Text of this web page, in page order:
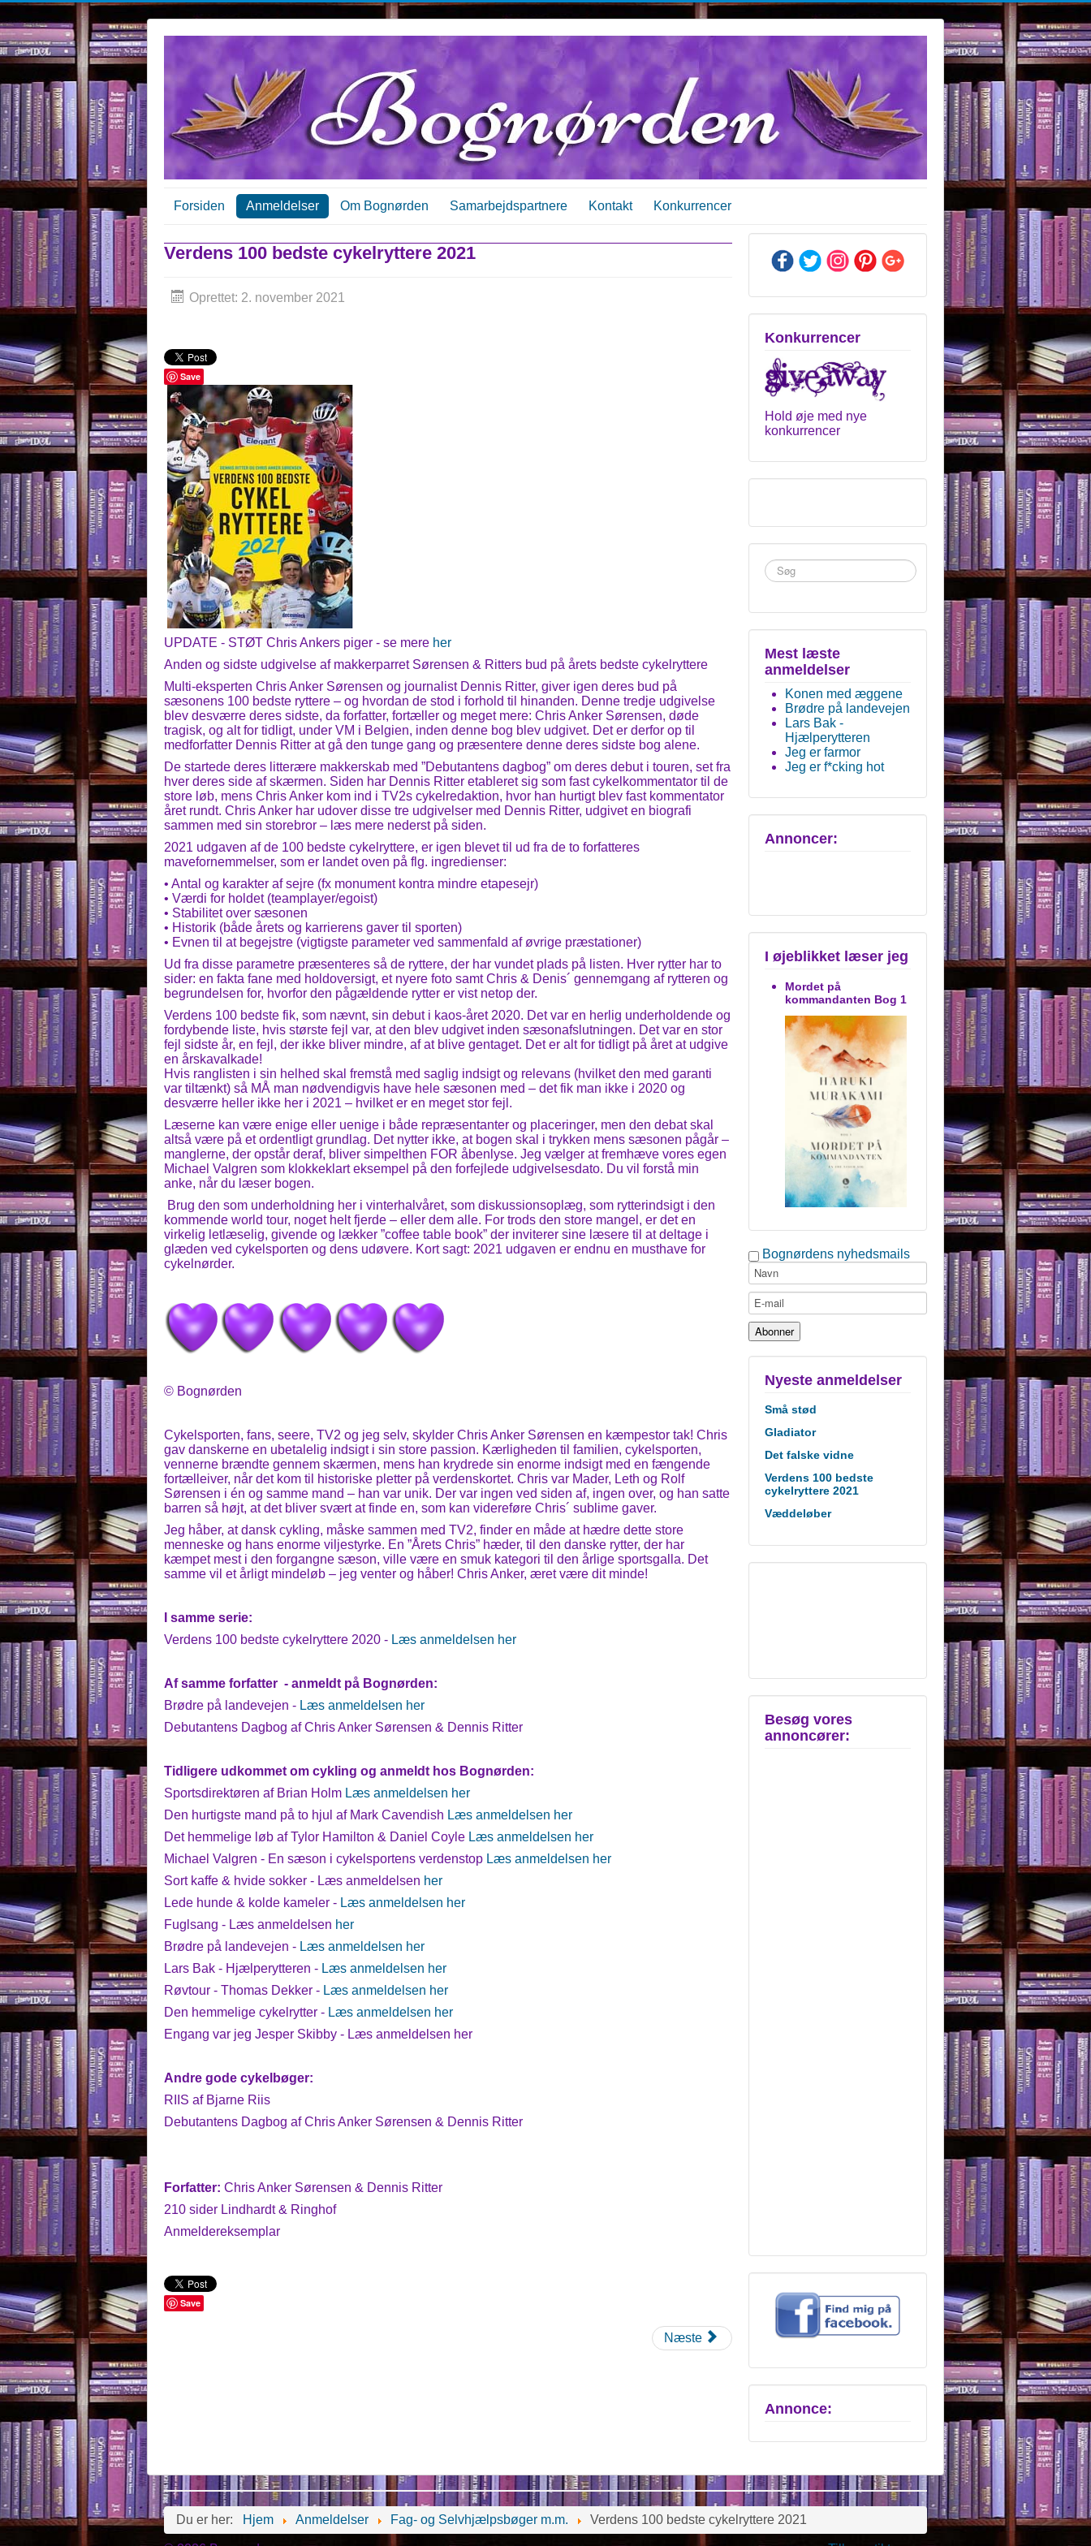
Forsiden Anmeldelser Om Bognørden Samarbejdspartnere Kontakt Konkurrencer
Verdens 100 bedste cykelryttere 2021
Oprettet: 2. november 2021
Save
UPDATE - STØT Chris Ankers piger - se mere her
Anden og sidste udgivelse af makkerparret Sørensen & Ritters bud på årets bedste cykelryttere
Multi-eksperten Chris Anker Sørensen og journalist Dennis Ritter, giver igen deres bud på
sæsonens 100 bedste ryttere – og hvordan de stod i forhold til hinanden. Denne tredje udgivelse
blev desværre deres sidste, da forfatter, fortæller og meget mere: Chris Anker Sørensen, døde
tragisk, og alt for tidligt, under VM i Belgien, inden denne bog blev udgivet. Det er derfor op til
medforfatter Dennis Ritter at gå den tunge gang og præsentere denne deres sidste bog alene.
De startede deres litterære makkerskab med ”Debutantens dagbog” om deres debut i touren, set fra
hver deres side af skærmen. Siden har Dennis Ritter etableret sig som fast cykelkommentator til de
store løb, mens Chris Anker kom ind i TV2s cykelredaktion, hvor han hurtigt blev fast kommentator
året rundt. Chris Anker har udover disse tre udgivelser med Dennis Ritter, udgivet en biografi
sammen med sin storebror – læs mere nederst på siden.
2021 udgaven af de 100 bedste cykelryttere, er igen blevet til ud fra de to forfatteres
mavefornemmelser, som er landet oven på flg. ingredienser:
• Antal og karakter af sejre (fx monument kontra mindre etapesejr)
• Værdi for holdet (teamplayer/egoist)
• Stabilitet over sæsonen
• Historik (både årets og karrierens gaver til sporten)
• Evnen til at begejstre (vigtigste parameter ved sammenfald af øvrige præstationer)
Ud fra disse parametre præsenteres så de ryttere, der har vundet plads på listen. Hver rytter har to
sider: en fakta fane med holdoversigt, et nyere foto samt Chris & Denis´ gennemgang af rytteren og
begrundelsen for, hvorfor den pågældende rytter er vist netop der.
Verdens 100 bedste fik, som nævnt, sin debut i kaos-året 2020. Det var en herlig underholdende og
fordybende liste, hvis største fejl var, at den blev udgivet inden sæsonafslutningen. Det var en stor
fejl sidste år, en fejl, der ikke bliver mindre, af at blive gentaget. Det er alt for tidligt på året at udgive
en årskavalkade!
Hvis ranglisten i sin helhed skal fremstå med saglig indsigt og relevans (hvilket den med garanti
var tiltænkt) så MÅ man nødvendigvis have hele sæsonen med – det fik man ikke i 2020 og
desværre heller ikke her i 2021 – hvilket er en meget stor fejl.
Læserne kan være enige eller uenige i både repræsentanter og placeringer, men den debat skal
altså være på et ordentligt grundlag. Det nytter ikke, at bogen skal i trykken mens sæsonen pågår –
manglerne, der opstår deraf, bliver simpelthen FOR åbenlyse. Jeg vælger at fremhæve vores egen
Michael Valgren som klokkeklart eksempel på den forfejlede udgivelsesdato. Du vil forstå min
anke, når du læser bogen.
Brug den som underholdning her i vinterhalvåret, som diskussionsoplæg, som rytterindsigt i den
kommende world tour, noget helt fjerde – eller dem alle. For trods den store mangel, er det en
virkelig letlæselig, givende og lækker ”coffee table book” der inviterer sine læsere til at deltage i
glæden ved cykelsporten og dens udøvere. Kort sagt: 2021 udgaven er endnu en musthave for
cykelnørder.
© Bognørden
Cykelsporten, fans, seere, TV2 og jeg selv, skylder Chris Anker Sørensen en kæmpestor tak! Chris
gav danskerne en ubetalelig indsigt i sin store passion. Kærligheden til familien, cykelsporten,
vennerne brændte gennem skærmen, mens han krydrede sin enorme indsigt med en fængende
fortælleiver, når det kom til historiske pletter på verdenskortet. Chris var Mader, Leth og Rolf
Sørensen i én og samme mand – han var unik. Der var ingen ved siden af, ingen over, og han satte
barren så højt, at det bliver svært at finde en, som kan videreføre Chris´ sublime gaver.
Jeg håber, at dansk cykling, måske sammen med TV2, finder en måde at hædre dette store
menneske og hans enorme viljestyrke. En ”Årets Chris” hæder, til den danske rytter, der har
kæmpet mest i den forgangne sæson, ville være en smuk kategori til den årlige sportsgalla. Det
samme vil et årligt mindeløb – jeg venter og håber! Chris Anker, æret være dit minde!
I samme serie:
Verdens 100 bedste cykelryttere 2020 - Læs anmeldelsen her
Af samme forfatter - anmeldt på Bognørden:
Brødre på landevejen - Læs anmeldelsen her
Debutantens Dagbog af Chris Anker Sørensen & Dennis Ritter
Tidligere udkommet om cykling og anmeldt hos Bognørden:
Sportsdirektøren af Brian Holm Læs anmeldelsen her
Den hurtigste mand på to hjul af Mark Cavendish Læs anmeldelsen her
Det hemmelige løb af Tylor Hamilton & Daniel Coyle Læs anmeldelsen her
Michael Valgren - En sæson i cykelsportens verdenstop Læs anmeldelsen her
Sort kaffe & hvide sokker - Læs anmeldelsen her
Lede hunde & kolde kameler - Læs anmeldelsen her
Fuglsang - Læs anmeldelsen her
Brødre på landevejen - Læs anmeldelsen her
Lars Bak - Hjælperytteren - Læs anmeldelsen her
Røvtour - Thomas Dekker - Læs anmeldelsen her
Den hemmelige cykelrytter - Læs anmeldelsen her
Engang var jeg Jesper Skibby - Læs anmeldelsen her
Andre gode cykelbøger:
RIIS af Bjarne Riis
Debutantens Dagbog af Chris Anker Sørensen & Dennis Ritter
Forfatter: Chris Anker Sørensen & Dennis Ritter
210 sider Lindhardt & Ringhof
Anmeldereksemplar
Save
Næste
Konkurrencer
Hold øje med nye
konkurrencer
Søg
...
Mest læste
anmeldelser
Konen med æggene
Brødre på landevejen
Lars Bak -
Hjælperytteren
Jeg er farmor
Jeg er f*cking hot
Annoncer:
I øjeblikket læser jeg
Mordet på
kommandanten Bog 1
Bognørdens nyhedsmails
Nyeste anmeldelser
Små stød
Gladiator
Det falske vidne
Verdens 100 bedste
cykelryttere 2021
Væddeløber
Besøg vores
annoncører:
Annonce:
Du er her: Hjem Anmeldelser Fag- og Selvhjælpsbøger m.m. Verdens 100 bedste cykelryttere 2021